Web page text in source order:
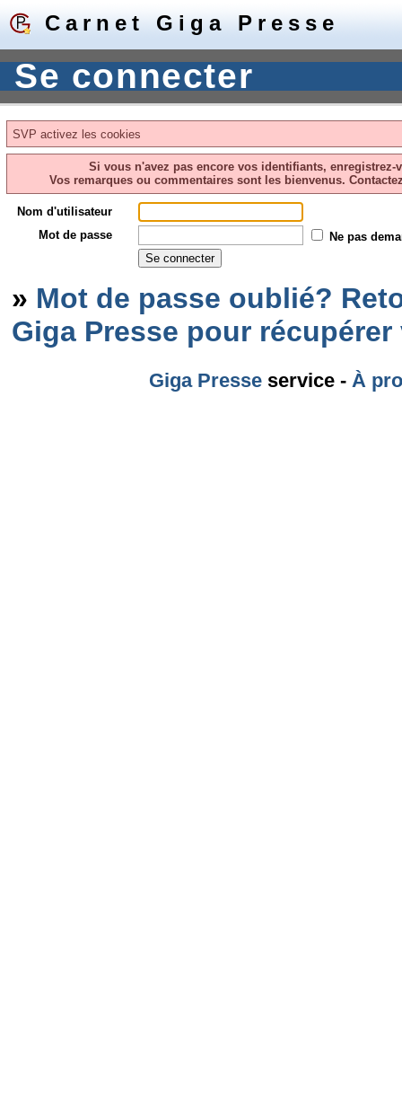
Carnet Giga Presse
Se connecter
SVP activez les cookies
Si vous n'avez pas encore vos identifiants,
Vos remarques ou commentaires sont les bienvenus.
Nom d'utilisateur
Mot de passe
Ne pas
» Mot de passe oublié?
Giga Presse pour
Giga Presse service - À